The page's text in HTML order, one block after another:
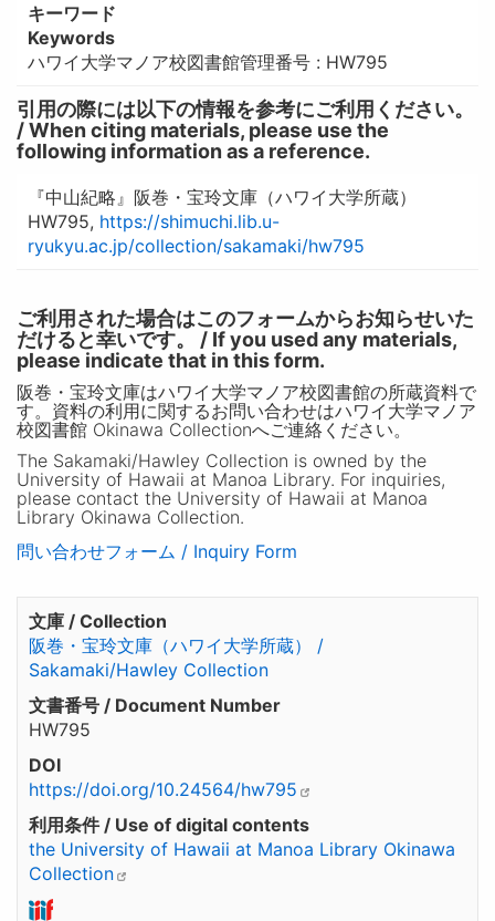
キーワード
Keywords
ハワイ大学マノア校図書館管理番号 : HW795
引用の際には以下の情報を参考にご利用ください。
/ When citing materials, please use the
following information as a reference.
『中山紀略』阪巻・宝玲文庫（ハワイ大学所蔵）
HW795, https://shimuchi.lib.u-
ryukyu.ac.jp/collection/sakamaki/hw795
ご利用された場合はこのフォームからお知らせいた
だけると幸いです。 / If you used any materials,
please indicate that in this form.
阪巻・宝玲文庫はハワイ大学マノア校図書館の所蔵資料で
す。資料の利用に関するお問い合わせはハワイ大学マノア
校図書館 Okinawa Collectionへご連絡ください。
The Sakamaki/Hawley Collection is owned by the
University of Hawaii at Manoa Library. For inquiries,
please contact the University of Hawaii at Manoa
Library Okinawa Collection.
問い合わせフォーム / Inquiry Form
文庫 / Collection
阪巻・宝玲文庫（ハワイ大学所蔵） /
Sakamaki/Hawley Collection
文書番号 / Document Number
HW795
DOI
https://doi.org/10.24564/hw795
利用条件 / Use of digital contents
the University of Hawaii at Manoa Library Okinawa
Collection